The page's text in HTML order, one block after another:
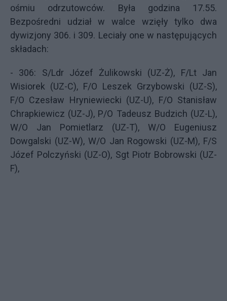
ośmiu odrzutowców. Była godzina 17.55.
Bezpośredni udział w walce wzięły tylko dwa
dywizjony 306. i 309. Leciały one w następujących
składach:
- 306: S/Ldr Józef Żulikowski (UZ-Ż), F/Lt Jan
Wisiorek (UZ-C), F/O Leszek Grzybowski (UZ-S),
F/O Czesław Hryniewiecki (UZ-U), F/O Stanisław
Chrapkiewicz (UZ-J), P/O Tadeusz Budzich (UZ-L),
W/O Jan Pomietlarz (UZ-T), W/O Eugeniusz
Dowgalski (UZ-W), W/O Jan Rogowski (UZ-M), F/S
Józef Polczyński (UZ-O), Sgt Piotr Bobrowski (UZ-
F),